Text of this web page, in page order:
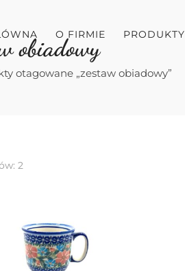
O FIRMIE PRODUKTY
obiadowy
otagowane „zestaw obiadowy”
2